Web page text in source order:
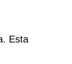
Esta